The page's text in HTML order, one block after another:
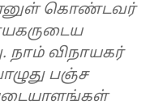
கொண்டவர்
பஞ்ச
அடையாளங்கள்